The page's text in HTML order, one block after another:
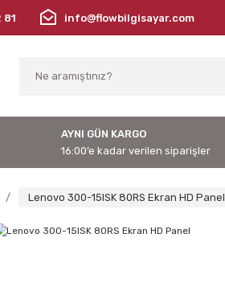
81 info@flowbilgisayar.com
AYNI GÜN KARGO
16:00’e kadar verilen siparişler
Lenovo 300-15ISK 80RS Ekran HD Panel